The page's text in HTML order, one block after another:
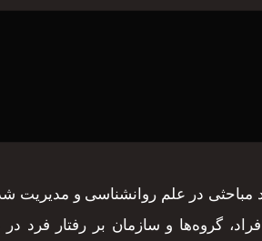
مباحثی در علم روانشناسی و مدیریت
گروه‌ها و سازمان بر رفتار فرد